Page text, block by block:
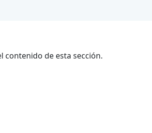
contenido de esta sección.